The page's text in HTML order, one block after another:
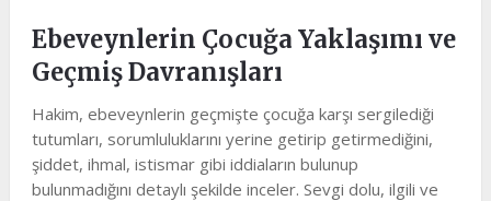
Ebeveynlerin Çocuğa Yaklaşımı ve
Geçmiş Davranışları
Hakim, ebeveynlerin geçmişte çocuğa karşı sergilediği
tutumları, sorumluluklarını yerine getirip getirmediğini,
şiddet, ihmal, istismar gibi iddiaların bulunup
bulunmadığını detaylı şekilde inceler. Sevgi dolu, ilgili ve